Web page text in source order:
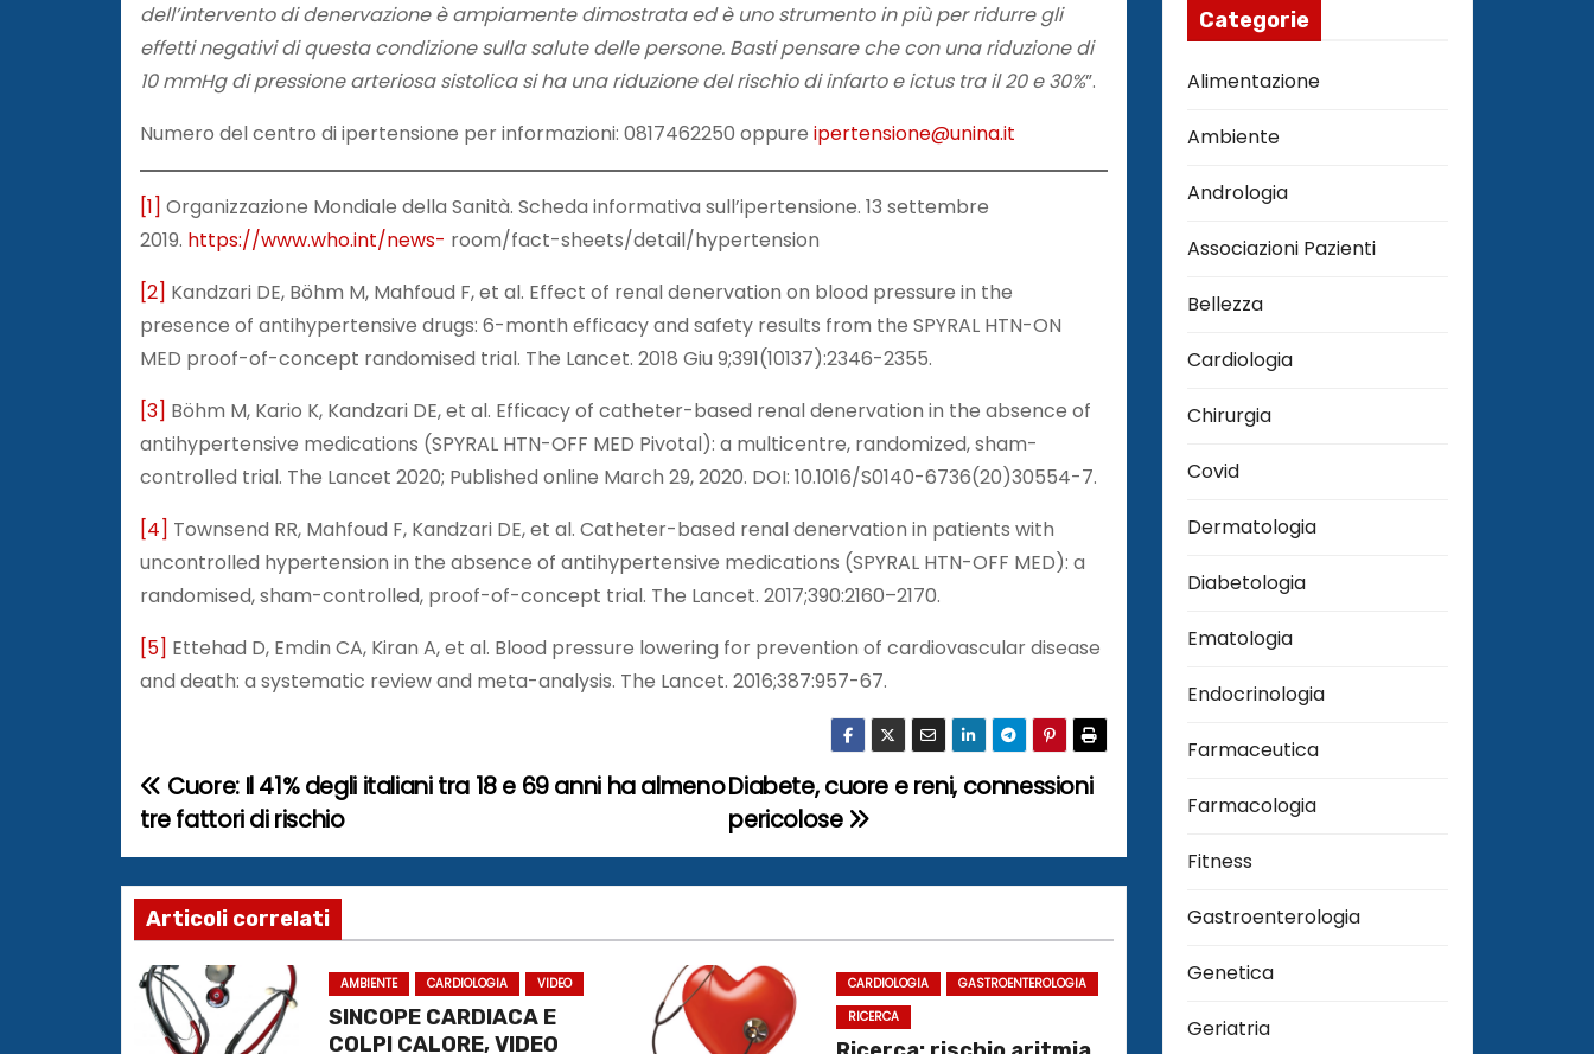
dell’intervento di denervazione è ampiamente dimostrata ed è uno strumento in più per ridurre gli
effetti negativi di questa condizione sulla salute delle persone. Basti pensare che con una riduzione di
10 mmHg di pressione arteriosa sistolica si ha una riduzione del rischio di infarto e ictus tra il 20 e 30%”.
Numero del centro di ipertensione per informazioni: 0817462250 oppure ipertensione@unina.it
[1] Organizzazione Mondiale della Sanità. Scheda informativa sull’ipertensione. 13 settembre
2019. https://www.who.int/news- room/fact-sheets/detail/hypertension
[2] Kandzari DE, Böhm M, Mahfoud F, et al. Effect of renal denervation on blood pressure in the
presence of antihypertensive drugs: 6-month efficacy and safety results from the SPYRAL HTN-ON
MED proof-of-concept randomised trial. The Lancet. 2018 Giu 9;391(10137):2346-2355.
[3] Böhm M, Kario K, Kandzari DE, et al. Efficacy of catheter-based renal denervation in the absence of
antihypertensive medications (SPYRAL HTN-OFF MED Pivotal): a multicentre, randomized, sham-
controlled trial. The Lancet 2020; Published online March 29, 2020. DOI: 10.1016/S0140-6736(20)30554-7.
[4] Townsend RR, Mahfoud F, Kandzari DE, et al. Catheter-based renal denervation in patients with
uncontrolled hypertension in the absence of antihypertensive medications (SPYRAL HTN-OFF MED): a
randomised, sham-controlled, proof-of-concept trial. The Lancet. 2017;390:2160–2170.
[5] Ettehad D, Emdin CA, Kiran A, et al. Blood pressure lowering for prevention of cardiovascular disease
and death: a systematic review and meta-analysis. The Lancet. 2016;387:957-67.
N
a
v
i
g
Diabete, cuore e reni, connessioni
pericolose
Cuore: Il 41% degli italiani tra 18 e 69 anni ha almeno
tre fattori di rischio
Articoli correlati
AMBIENTE CARDIOLOGIA VIDEO
SINCOPE CARDIACA E
COLPI CALORE, VIDEO
CARDIOLOGIA
GASTROENTEROLOGIA
RICERCA
Categorie
Alimentazione
Ambiente
Andrologia
Associazioni Pazienti
Bellezza
Cardiologia
Chirurgia
Covid
Dermatologia
Diabetologia
Ematologia
Endocrinologia
Farmaceutica
Farmacologia
Fitness
Gastroenterologia
Genetica
Geriatria